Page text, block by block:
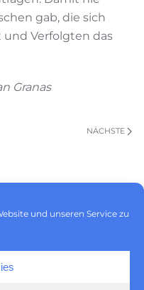
und unseren Service zu
gab, die sich
Verfolgten das
Granas
NÄCHSTE